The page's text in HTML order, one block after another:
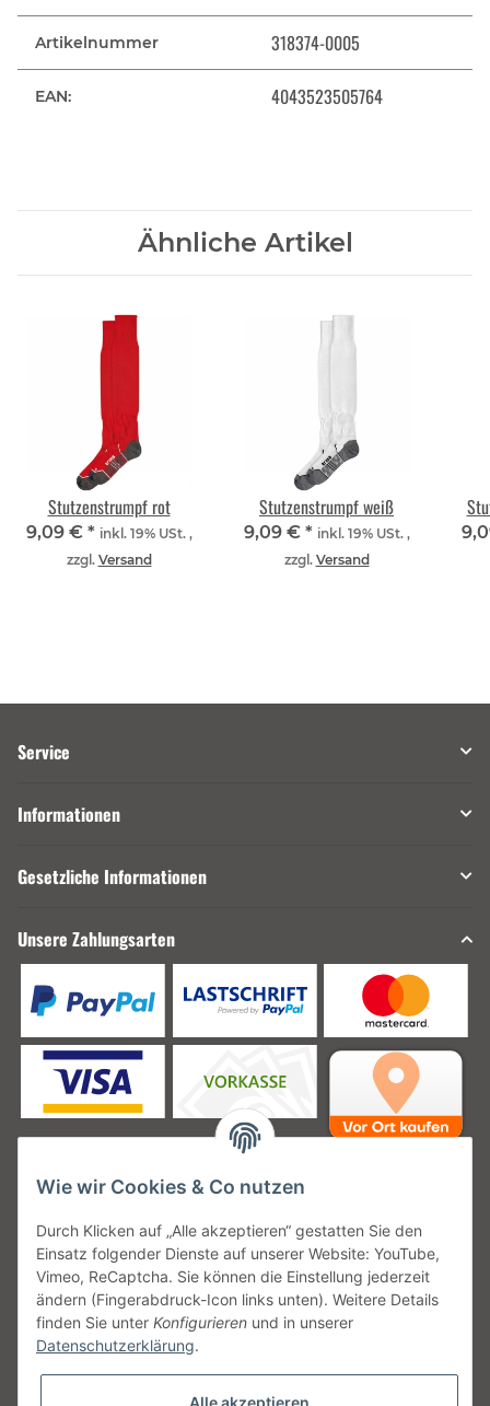
Artikelnummer 318374-0005
EAN: 4043523505764
Ähnliche Artikel
Stutzenstrumpf rot
9,09 € * inkl. 19% USt. ,
zzgl. Versand
Stutzenstrumpf weiß
9,09 € * inkl. 19% USt. ,
zzgl. Versand
Service
Informationen
Gesetzliche Informationen
Unsere Zahlungsarten
Unsere Versanddienstleister
Unsere Communities
Wie wir Cookies & Co nutzen
Durch Klicken auf „Alle akzeptieren“ gestatten Sie den
Einsatz folgender Dienste auf unserer Website: YouTube,
Vimeo, ReCaptcha. Sie können die Einstellung jederzeit
ändern (Fingerabdruck-Icon links unten). Weitere Details
finden Sie unter Konfigurieren und in unserer
Datenschutzerklärung.
Alle akzeptieren